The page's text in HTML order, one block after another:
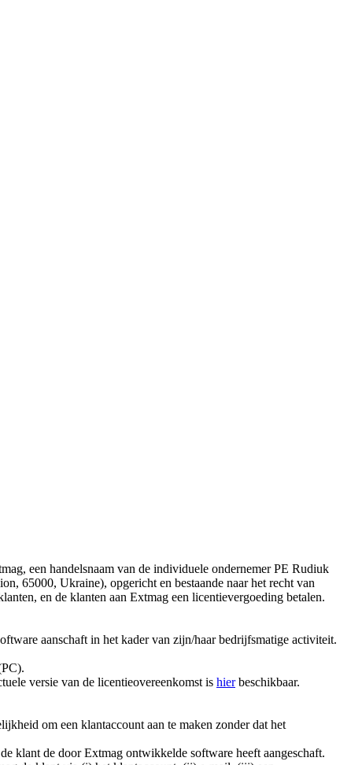
een handelsnaam van de individuele ondernemer PE Rudiuk
65000, Ukraine), opgericht en bestaande naar het recht van
en de klanten aan Extmag een licentievergoeding betalen.
aanschaft in het kader van zijn/haar bedrijfsmatige activiteit.
versie van de licentieovereenkomst is hierbeschikbaar.
om een klantaccount aan te maken zonder dat het
klant de door Extmag ontwikkelde software heeft aangeschaft.